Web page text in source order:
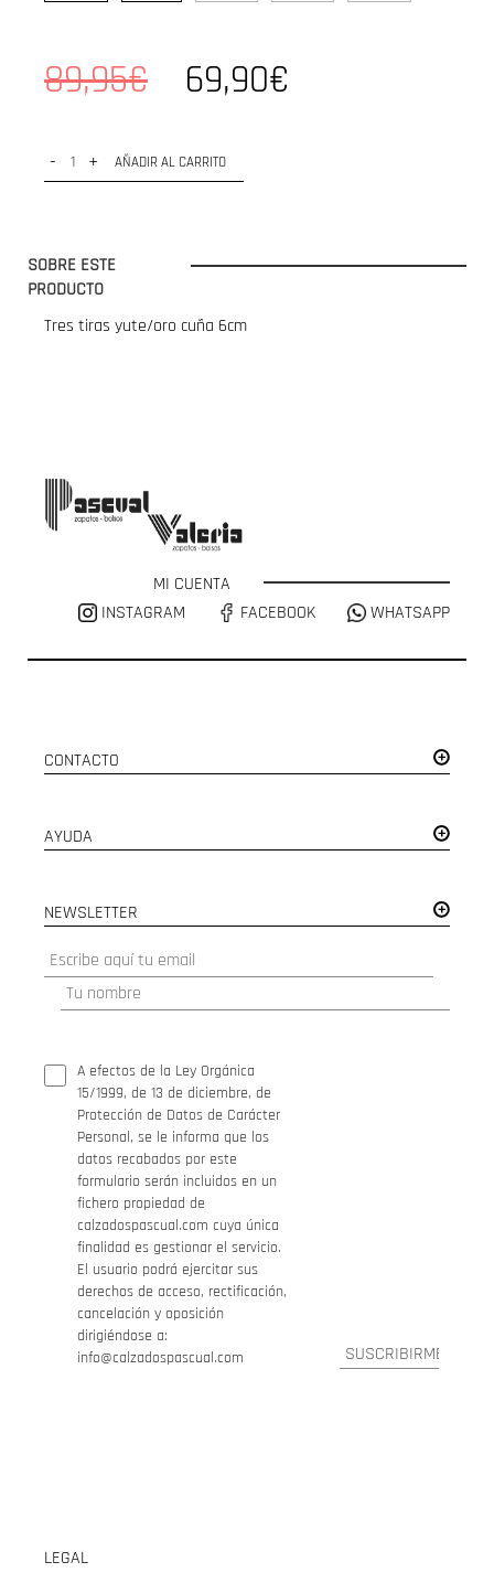
89,95€ 69,90€
- + AÑADIR AL CARRITO
SOBRE ESTE
PRODUCTO
Tres tiras yute/oro cuña 6cm
MI CUENTA
INSTAGRAM
FACEBOOK WHATSAPP
CONTACTO
AYUDA
NEWSLETTER
A efectos de la Ley Orgánica
15/1999, de 13 de diciembre, de
Protección de Datos de Carácter
Personal, se le informa que los
datos recabados por este
formulario serán incluidos en un
fichero propiedad de
calzadospascual.com cuya única
finalidad es gestionar el servicio.
El usuario podrá ejercitar sus
derechos de acceso, rectificación,
cancelación y oposición
dirigiéndose a:
info@calzadospascual.com
LEGAL